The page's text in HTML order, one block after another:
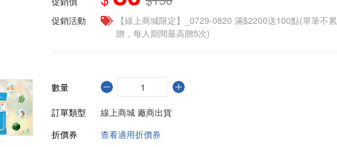
促銷活動
【線上商城限定】_0729-0820 滿$2200送100點(單筆不累
贈，每人期間最高贈5次)
數量
訂單類型
線上商城 廠商出貨
折價券
查看適用折價券